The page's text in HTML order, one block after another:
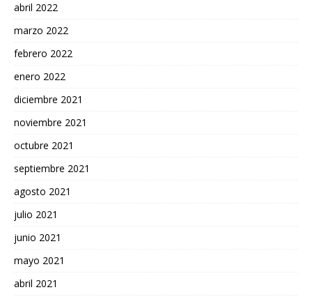
abril 2022
marzo 2022
febrero 2022
enero 2022
diciembre 2021
noviembre 2021
octubre 2021
septiembre 2021
agosto 2021
julio 2021
junio 2021
mayo 2021
abril 2021